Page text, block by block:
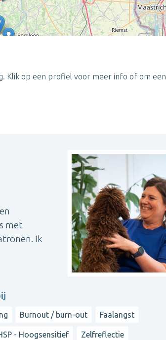
Klik op een profiel voor meer info of om een
met
Ik
Burnout / burn-out Faalangst
- Hoogsensitief Zelfreflectie